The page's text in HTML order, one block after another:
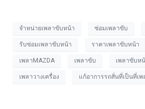
จำหน่ายเพลาขับหน้า ซ่อมเพลาขับ
รับซ่อมเพลาขับหน้า ราคาเพลาขับหน้า
เพลาMAZDA เพลาขับ เพลาขับห
เพลาวางเครื่อง แก้อาการรถสั่นที่เป็นที่เพ